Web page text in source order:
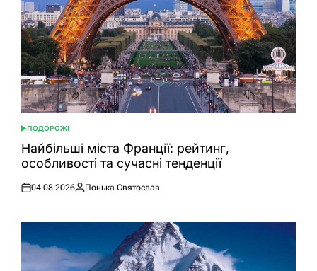
ОПУБЛІКУВАТИ
У
ПОДОРОЖІ
Найбільші міста Франції: рейтинг,
особливості та сучасні тенденції
Оприлюднено
04.08.2026
Опубліковано
Понька Святослав